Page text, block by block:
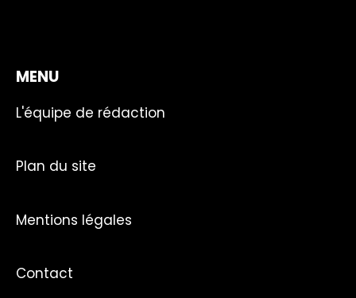
MENU
L'équipe de rédaction
Plan du site
Mentions légales
Contact